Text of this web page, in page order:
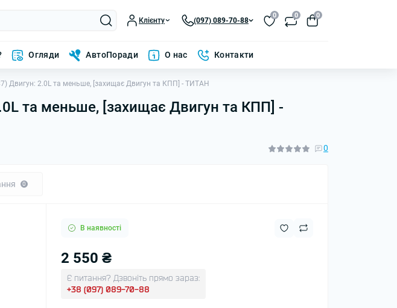
Клієнту (097) 089-70-88
0 0 0
Огляди АвтоПоради О нас Контакти
Двигун: 2.0L та меньше, [захищає Двигун та КПП] - ТИТАН
та меньше, [захищає Двигун та КПП] -
0
0
В наявності
2 550 ₴
Є питання? Дзвоніть прямо зараз:
+38 (097) 089-70-88